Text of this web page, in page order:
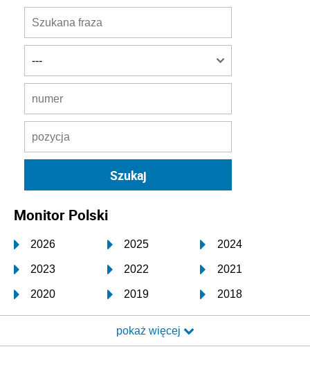
Monitor Polski
2026 2025 2024
2023 2022 2021
2020 2019 2018
2017 2016 2015
2014 2013 2012
pokaż więcej